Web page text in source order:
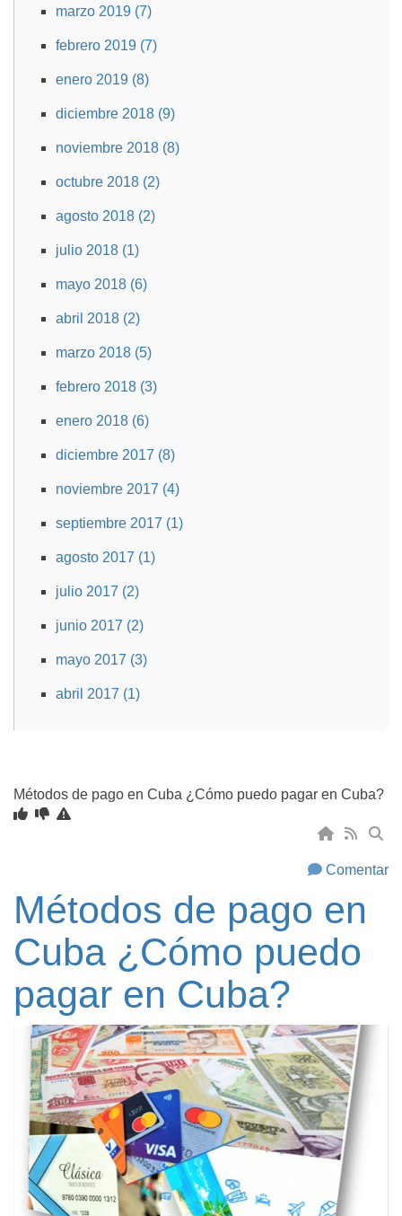
marzo 2019 (7)
febrero 2019 (7)
enero 2019 (8)
diciembre 2018 (9)
noviembre 2018 (8)
octubre 2018 (2)
agosto 2018 (2)
julio 2018 (1)
mayo 2018 (6)
abril 2018 (2)
marzo 2018 (5)
febrero 2018 (3)
enero 2018 (6)
diciembre 2017 (8)
noviembre 2017 (4)
septiembre 2017 (1)
agosto 2017 (1)
julio 2017 (2)
junio 2017 (2)
mayo 2017 (3)
abril 2017 (1)
Métodos de pago en Cuba ¿Cómo puedo pagar en Cuba?
Comentar
Métodos de pago en
Cuba ¿Cómo puedo
pagar en Cuba?